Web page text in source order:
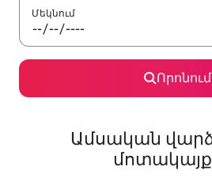
Մեկնում
Որոնում
Ամսական